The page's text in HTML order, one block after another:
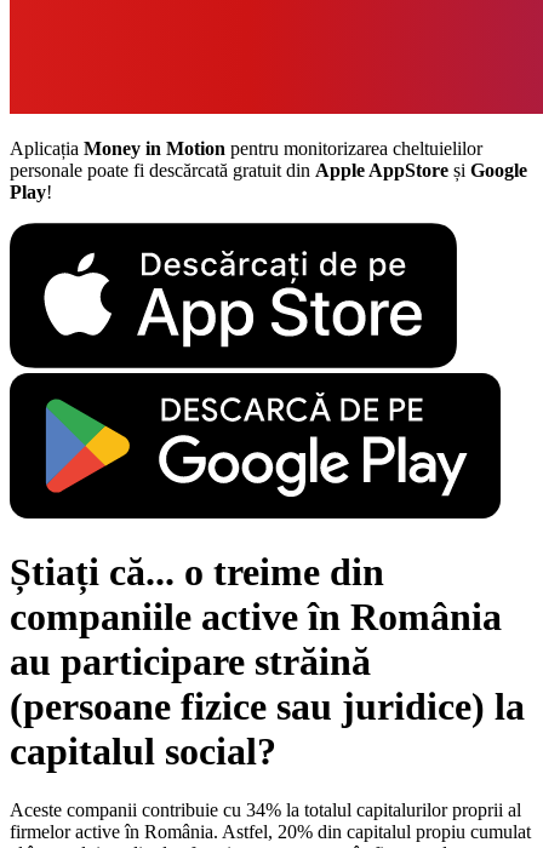
Aplicația Money in Motion pentru monitorizarea cheltuielilor
personale poate fi descărcată gratuit din Apple AppStore și Google
Play!
Știați că... o treime din
companiile active în România
au participare străină
(persoane fizice sau juridice) la
capitalul social?
Aceste companii contribuie cu 34% la totalul capitalurilor proprii al
firmelor active în România. Astfel, 20% din capitalul propiu cumulat